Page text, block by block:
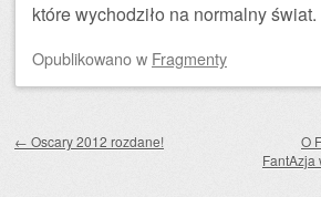
które wychodziło na normalny świat.
Opublikowanow Fragmenty
← Oscary 2012 rozdane!
O
FantAzja